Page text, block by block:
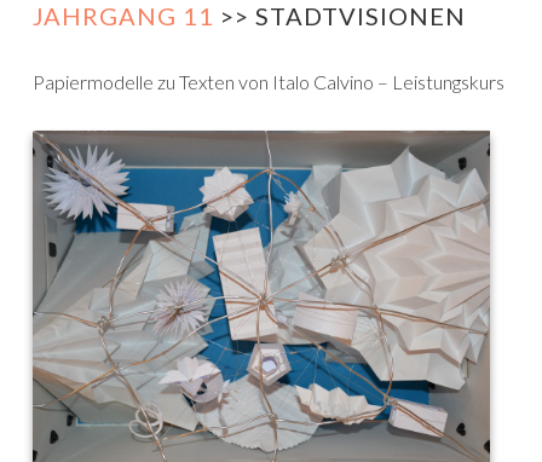
JAHRGANG 11 >> STADTVISIONEN
Papiermodelle zu Texten von Italo Calvino – Leistungskurs